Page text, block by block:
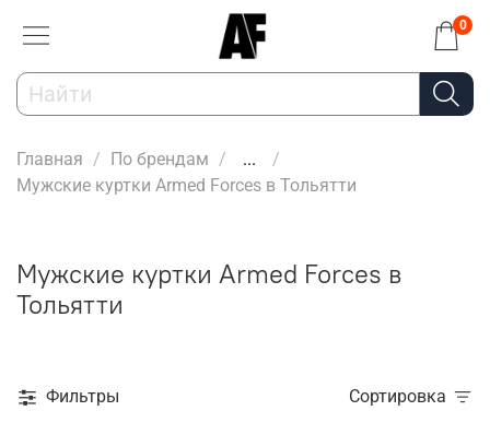
0
Главная По брендам
...
Мужские куртки Armed Forces в Тольятти
Мужские куртки Armed Forces в
Тольятти
Фильтры Сортировка